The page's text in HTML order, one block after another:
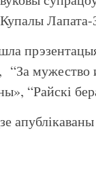
Купалы
мужество
“Райскі